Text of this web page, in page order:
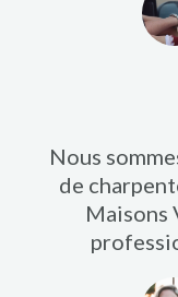
Nous
de
Maisons